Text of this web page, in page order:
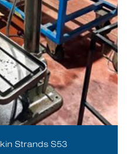
Strands S53